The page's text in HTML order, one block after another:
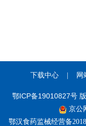
下载中心 网
鄂ICP备19010827号
京公
鄂汉食药监械经营备